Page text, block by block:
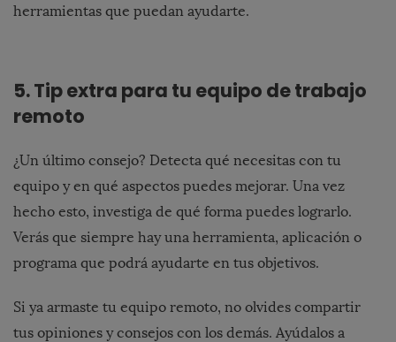
herramientas que puedan ayudarte.
5. Tip extra para tu equipo de trabajo
remoto
¿Un último consejo? Detecta qué necesitas con tu
equipo y en qué aspectos puedes mejorar. Una vez
hecho esto, investiga de qué forma puedes lograrlo.
Verás que siempre hay una herramienta, aplicación o
programa que podrá ayudarte en tus objetivos.
Si ya armaste tu equipo remoto, no olvides compartir
tus opiniones y consejos con los demás. Ayúdalos a